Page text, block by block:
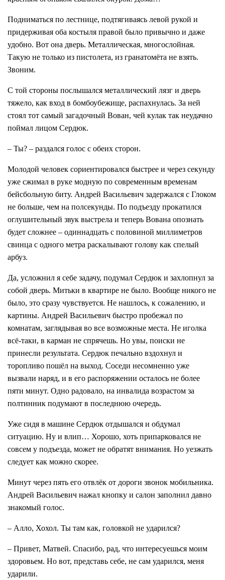
Подниматься по лестнице, подтягиваясь левой рукой и
придерживая оба костыля правой было привычно и даже
удобно. Вот она дверь. Металлическая, многослойная.
Такую не только из пистолета, из гранатомёта не взять.
Звоним.
С той стороны послышался металлический лязг и дверь
тяжело, как вход в бомбоубежище, распахнулась. За ней
стоял тот самый загадочный Вован, чей кулак так неудачно
поймал лицом Сердюк.
– Ты? – раздался голос с обеих сторон.
Молодой человек сориентировался быстрее и через секунду
уже сжимал в руке модную по современным временам
бейсбольную биту. Андрей Васильевич задержался с Глоком
не больше, чем на полсекунды. По подъезду прокатился
оглушительный звук выстрела и теперь Вована опознать
будет сложнее – одиннадцать с половиной миллиметров
свинца с одного метра раскалывают голову как спелый
арбуз.
Да, усложнил я себе задачу, подумал Сердюк и захлопнул за
собой дверь. Митьки в квартире не было. Вообще никого не
было, это сразу чувствуется. Не нашлось, к сожалению, и
картины. Андрей Васильевич быстро пробежал по
комнатам, заглядывая во все возможные места. Не иголка
всё-таки, в карман не спрячешь. Но увы, поиски не
принесли результата. Сердюк печально вздохнул и
торопливо пошёл на выход. Соседи несомненно уже
вызвали наряд, и в его распоряжении осталось не более
пяти минут. Одно радовало, на инвалида возрастом за
полтинник подумают в последнюю очередь.
Уже сидя в машине Сердюк отдышался и обдумал
ситуацию. Ну и влип… Хорошо, хоть припарковался не
совсем у подъезда, может не обратят внимания. Но уезжать
следует как можно скорее.
Минут через пять его отвлёк от дороги звонок мобильника.
Андрей Васильевич нажал кнопку и салон заполнил давно
знакомый голос.
– Алло, Хохол. Ты там как, головкой не ударился?
– Привет, Матвей. Спасибо, рад, что интересуешься моим
здоровьем. Но вот, представь себе, не сам ударился, меня
ударили.